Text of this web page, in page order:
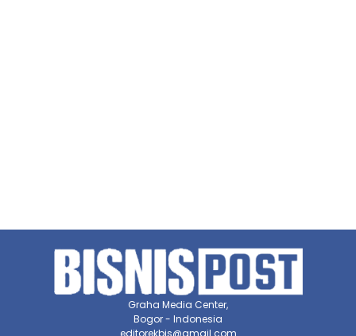
Graha Media Center,
Bogor - Indonesia
editorekbis@gmail.com